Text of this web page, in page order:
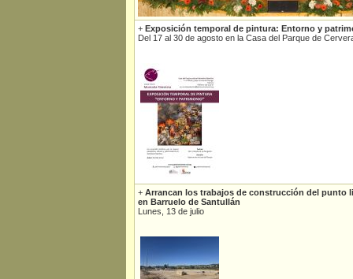
+ Exposición temporal de pintura: Entorno y
Del 17 al 30 de agosto en la Casa del Parque de
+ Arrancan los trabajos de construcción del punto
en Barruelo de Santullán
Lunes, 13 de julio